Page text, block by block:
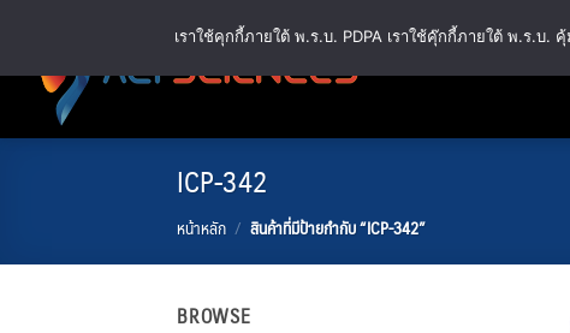
ยัง
ICP-342
หน้าหลัก / สินค้าที่มีป้ายกำกับ “ICP-342”
BROWSE
เราใช้คุกกี้ภายใต้ พ.ร.บ. PDPA เราใช้คุ๊กกี้ภายใต้ พ.ร.บ